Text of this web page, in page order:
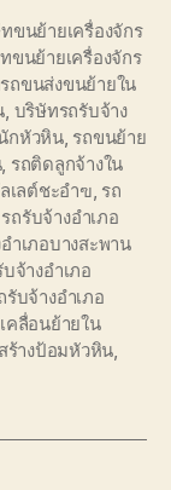
ขนย้ายเครื่องจักร
ขนย้ายเครื่องจักร
ถขนส่งขนย้ายใน
บริษัทรถรับจ้าง
กหัวหิน, รถขนย้าย
, รถติดลูกจ้างใน
เลต์ชะอำฃ รถ
รถรับจ้างอำเภอ
ำเภอบางสะพาน
บจ้างอำเภอ
รับจ้างอำเภอ
คลื่อนย้ายใน
ร้างป้อมหัวหิน